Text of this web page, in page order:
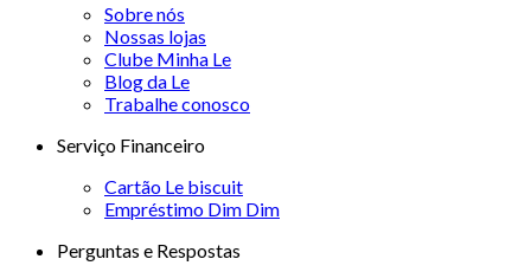
Sobre nós
Nossas lojas
Clube Minha Le
Blog da Le
Trabalhe conosco
Serviço Financeiro
Cartão Le biscuit
Empréstimo Dim Dim
Perguntas e Respostas